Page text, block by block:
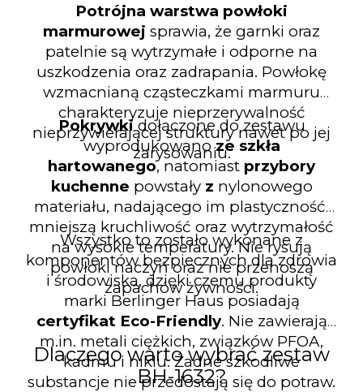
Potrójna warstwa powłoki
marmurowej sprawia, że garnki oraz
patelnie są wytrzymałe i odporne na
uszkodzenia oraz zadrapania. Powłokę
wzmacnianą cząsteczkami marmuru
charakteryzuje nieprzerywalność
nieprzywierającej struktury nawet po jej
zarysowaniu.
Pokrywkidołączone do zestawu
wyprodukowanoze szkła
hartowanego, natomiast przybory
kuchenne powstały z nylonowego
materiału, nadającego im plastyczność,
mniejszą kruchliwość oraz wytrzymałość
na wysokie temperatury. Nie rysują
powłoki naczyń oraz nie przenoszą
zapachów żywności.
Wszystko to zostało wykonane z
komponentów bezpiecznych dla zdrowia
i środowiska, dzięki czemu produkty
marki Berlinger Haus posiadają
certyfikat Eco-Friendly. Nie zawierają
m.in. metali ciężkich, związków PFOA,
kadmu i niklu. Żadne szkodliwe
substancje nie przedostają się do potraw.
Dlaczego warto wybrać zestaw
BH-1632?